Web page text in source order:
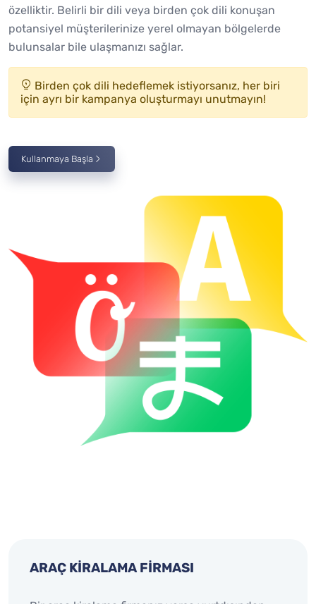
özelliktir. Belirli bir dili veya birden çok dili konuşan
potansiyel müşterilerinize yerel olmayan bölgelerde
bulunsalar bile ulaşmanızı sağlar.
Birden çok dili hedeflemek istiyorsanız, her biri
için ayrı bir kampanya oluşturmayı unutmayın!
Kullanmaya Başla
ARAÇ KİRALAMA FİRMASI